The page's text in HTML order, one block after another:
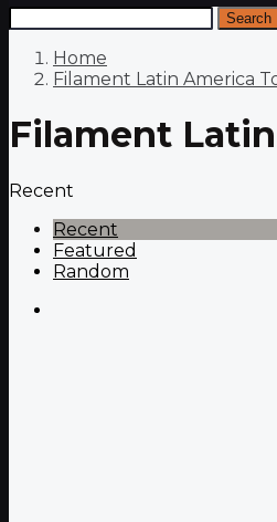
Search
Home
Filament Latin America
Filament
Recent
Recent
Featured
Random